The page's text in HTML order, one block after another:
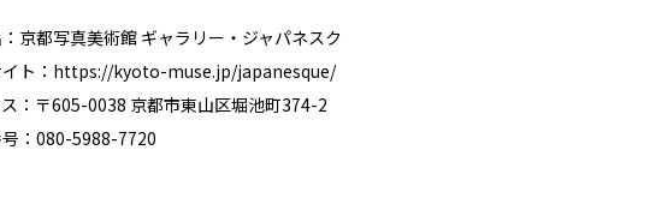
京都写真美術館 ギャラリー・ジャパネスク
ト： https://kyoto-muse.jp/japanesque/
：〒605-0038 京都市東山区堀池町374-2
：080-5988-7720